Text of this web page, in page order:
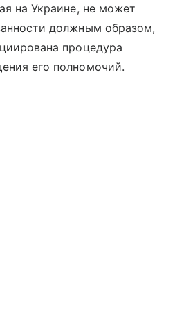
на Украине, не может
должным образом,
процедура
его полномочий.